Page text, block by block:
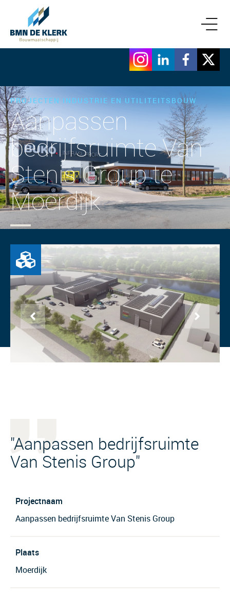
PROJECTEN INDUSTRIE EN UTILITEITSBOUW
Aanpassen
bedrijfsruimte Van
Stenis Group te
Moerdijk
"Aanpassen bedrijfsruimte
Van Stenis Group"
Projectnaam
Aanpassen bedrijfsruimte Van Stenis Group
Plaats
Moerdijk